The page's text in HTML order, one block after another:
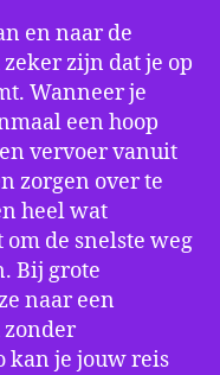
en naar de
zijn dat je op
Wanneer je
een hoop
vervoer vanuit
zorgen over te
heel wat
de snelste weg
Bij grote
naar een
kan je jouw reis